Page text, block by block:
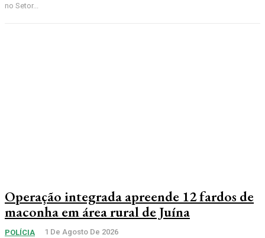
no Setor...
Operação integrada apreende 12 fardos de
maconha em área rural de Juína
POLÍCIA
1 De Agosto De 2026